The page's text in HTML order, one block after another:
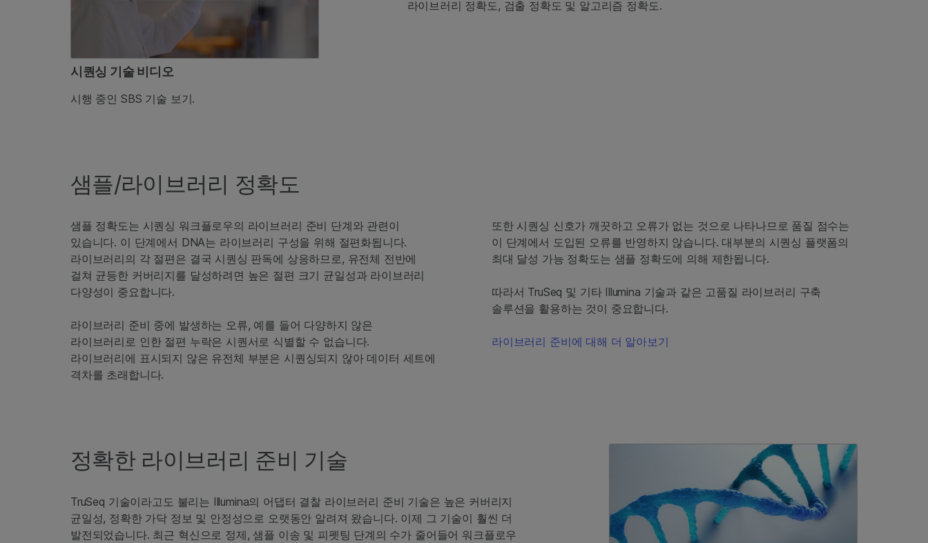
라이브러리 정확도, 검출 정확도 및 알고리즘 정확도.
시퀀싱 기술 비디오
시행 중인 SBS 기술 보기.
샘플/라이브러리 정확도
샘플 정확도는 시퀀싱 워크플로우의 라이브러리 준비 단계와 관련이
있습니다. 이 단계에서 DNA는 라이브러리 구성을 위해 절편화됩니다.
라이브러리의 각 절편은 결국 시퀀싱 판독에 상응하므로, 유전체 전반에
걸쳐 균등한 커버리지를 달성하려면 높은 절편 크기 균일성과 라이브러리
다양성이 중요합니다.
라이브러리 준비 중에 발생하는 오류, 예를 들어 다양하지 않은
라이브러리로 인한 절편 누락은 시퀀서로 식별할 수 없습니다.
라이브러리에 표시되지 않은 유전체 부분은 시퀀싱되지 않아 데이터 세트에
격차를 초래합니다.
또한 시퀀싱 신호가 깨끗하고 오류가 없는 것으로 나타나므로 품질 점수는
이 단계에서 도입된 오류를 반영하지 않습니다. 대부분의 시퀀싱 플랫폼의
최대 달성 가능 정확도는 샘플 정확도에 의해 제한됩니다.
따라서 TruSeq 및 기타 Illumina 기술과 같은 고품질 라이브러리 구축
솔루션을 활용하는 것이 중요합니다.
라이브러리 준비에 대해 더 알아보기
정확한 라이브러리 준비 기술
TruSeq 기술이라고도 불리는 Illumina의 어댑터 결찰 라이브러리 준비 기술은 높은 커버리지
균일성, 정확한 가닥 정보 및 안정성으로 오랫동안 알려져 왔습니다. 이제 그 기술이 훨씬 더
발전되었습니다. 최근 혁신으로 정제, 샘플 이송 및 피펫팅 단계의 수가 줄어들어 워크플로우